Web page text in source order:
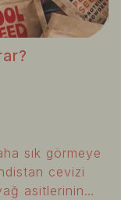
sık görmeye
cevizi
asitlerinin